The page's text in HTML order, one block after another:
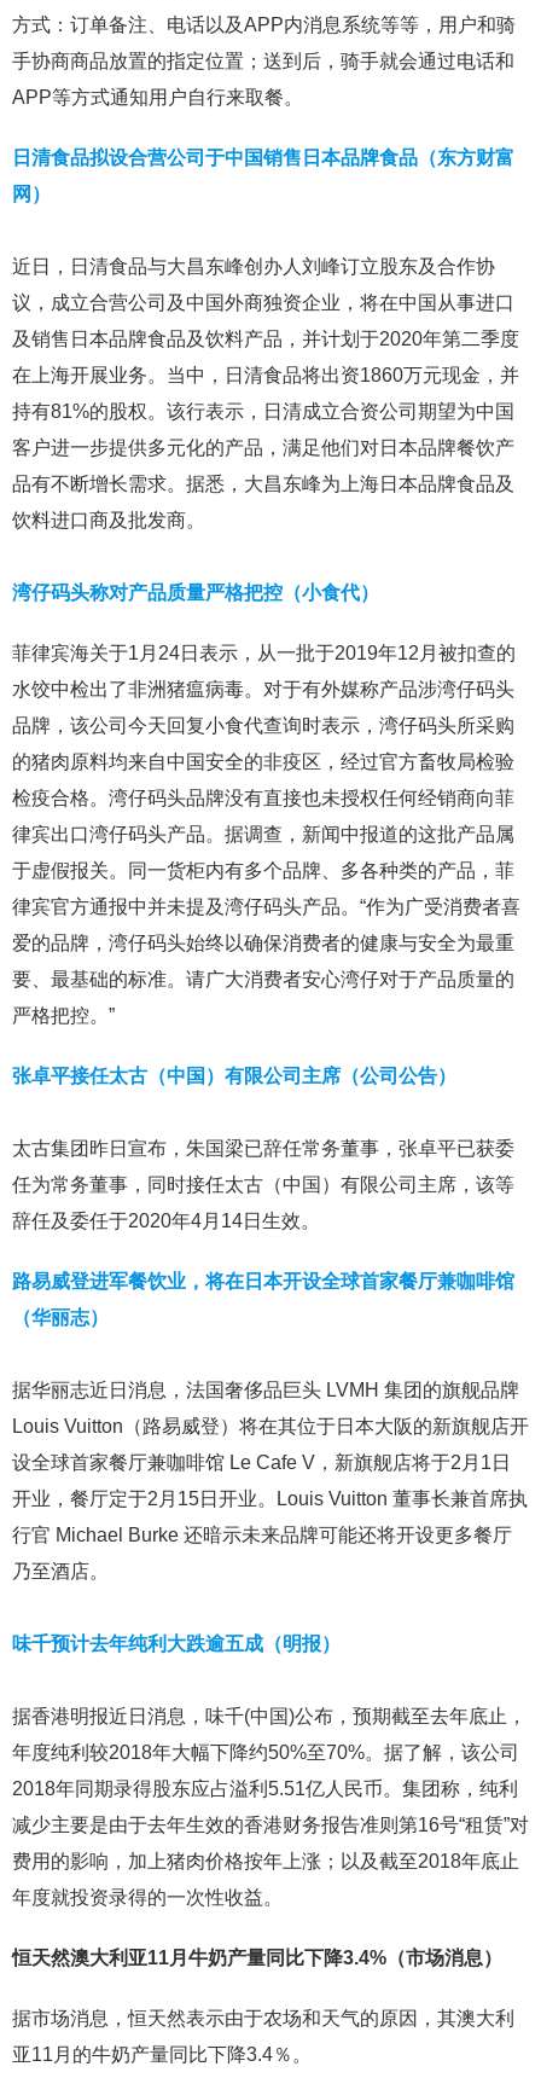
方式：订单备注、电话以及APP内消息系统等等，用户和骑
手协商商品放置的指定位置；送到后，骑手就会通过电话和
APP等方式通知用户自行来取餐。
日清食品拟设合营公司于中国销售日本品牌食品（东方财富
网）
近日，日清食品与大昌东峰创办人刘峰订立股东及合作协
议，成立合营公司及中国外商独资企业，将在中国从事进口
及销售日本品牌食品及饮料产品，并计划于2020年第二季度
在上海开展业务。当中，日清食品将出资1860万元现金，并
持有81%的股权。该行表示，日清成立合资公司期望为中国
客户进一步提供多元化的产品，满足他们对日本品牌餐饮产
品有不断增长需求。据悉，大昌东峰为上海日本品牌食品及
饮料进口商及批发商。
湾仔码头称对产品质量严格把控（小食代）
菲律宾海关于1月24日表示，从一批于2019年12月被扣查的
水饺中检出了非洲猪瘟病毒。对于有外媒称产品涉湾仔码头
品牌，该公司今天回复小食代查询时表示，湾仔码头所采购
的猪肉原料均来自中国安全的非疫区，经过官方畜牧局检验
检疫合格。湾仔码头品牌没有直接也未授权任何经销商向菲
律宾出口湾仔码头产品。据调查，新闻中报道的这批产品属
于虚假报关。同一货柜内有多个品牌、多各种类的产品，菲
律宾官方通报中并未提及湾仔码头产品。“作为广受消费者喜
爱的品牌，湾仔码头始终以确保消费者的健康与安全为最重
要、最基础的标准。请广大消费者安心湾仔对于产品质量的
严格把控。”
张卓平接任太古（中国）有限公司主席（公司公告）
太古集团昨日宣布，朱国梁已辞任常务董事，张卓平已获委
任为常务董事，同时接任太古（中国）有限公司主席，该等
辞任及委任于2020年4月14日生效。
路易威登进军餐饮业，将在日本开设全球首家餐厅兼咖啡馆
（华丽志）
据华丽志近日消息，法国奢侈品巨头 LVMH 集团的旗舰品牌
Louis Vuitton（路易威登）将在其位于日本大阪的新旗舰店开
设全球首家餐厅兼咖啡馆 Le Cafe V，新旗舰店将于2月1日
开业，餐厅定于2月15日开业。Louis Vuitton 董事长兼首席执
行官 Michael Burke 还暗示未来品牌可能还将开设更多餐厅
乃至酒店。
味千预计去年纯利大跌逾五成（明报）
据香港明报近日消息，味千(中国)公布，预期截至去年底止，
年度纯利较2018年大幅下降约50%至70%。据了解，该公司
2018年同期录得股东应占溢利5.51亿人民币。集团称，纯利
减少主要是由于去年生效的香港财务报告准则第16号“租赁”对
费用的影响，加上猪肉价格按年上涨；以及截至2018年底止
年度就投资录得的一次性收益。
恒天然澳大利亚11月牛奶产量同比下降3.4%（市场消息）
据市场消息，恒天然表示由于农场和天气的原因，其澳大利
亚11月的牛奶产量同比下降3.4％。